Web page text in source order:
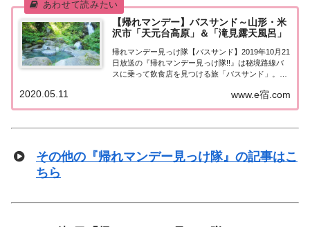
【帰れマンデー】バスサンド～山形・米
沢市「天元台高原」＆「滝見露天風呂」
帰れマンデー見っけ隊【バスサンド】2019年10月21
日放送の『帰れマンデー見っけ隊!!』は秘境路線バ
スに乗って飲食店を見つける旅「バスサンド」。舞
するのは二階堂ふみ＆いとうあさこ、そしてKAT-
TUN中丸雄一！紅葉の名所「天元台高原...
www.e宿.com
2020.05.11
その他の『帰れマンデー見っけ隊』の記事はこ
ちら